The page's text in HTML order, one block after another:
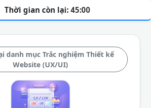
danh mục Trắc nghiệm Thiết kế
Website (UX/UI)
Thời gian còn lại: 45:00